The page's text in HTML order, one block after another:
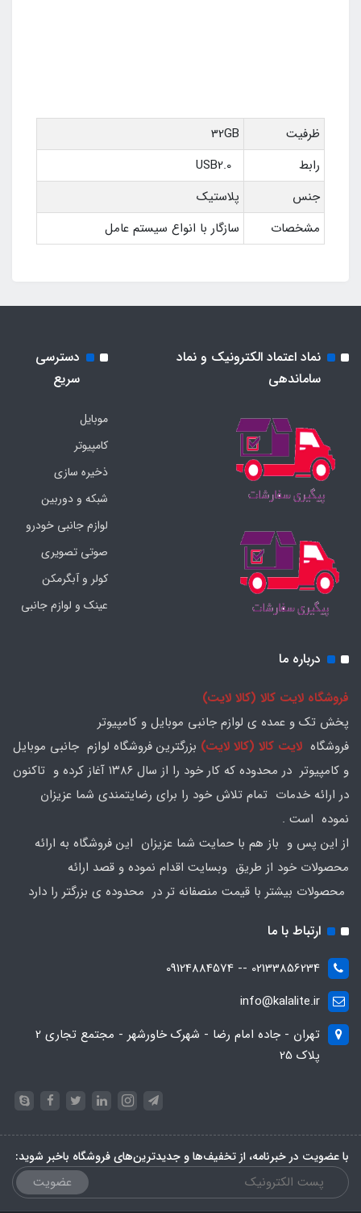
ظرفیت
32GB
رابط
جنس
پلاستیک
مشخصات
سازگار با انواع سیستم عامل
نماد اعتماد الکترونیک و نماد
ساماندهی
دسترسی
سریع
موبایل
کامپیوتر
ذخیره سازی
شبکه و دوربین
لوازم جانبی خودرو
صوتی تصویری
کولر و آبگرمکن
عینک و لوازم جانبی
درباره ما
فروشگاه لایت کالا (کالا لایت)
پخش تک و عمده ی لوازم جانبی موبایل و کامپیوتر
فروشگاه لایت کالا (کالا لایت) بزرگترین فروشگاه لوازم جانبی موبایل
و کامپیوتر در محدوده که کار خود را از سال ۱۳۸۶ آغاز کرده و تاکنون
در ارائه خدمات تمام تلاش خود را برای رضایتمندی شما عزیزان
نموده است .
از این پس و باز هم با حمایت شما عزیزان این فروشگاه به ارائه
محصولات خود از طریق وبسایت اقدام نموده و قصد ارائه
محصولات بیشتر با قیمت منصفانه تر در محدوده ی بزرگتر را دارد
ارتباط با ما
02133856234 -- 09124884574
info@kalalite.ir
تهران - جاده امام رضا - شهرک خاورشهر - مجتمع تجاری 2
پلاک 25
با عضویت در خبرنامه، از تخفیف‌ها و جدیدترین‌های فروشگاه باخبر شوید:
عضویت